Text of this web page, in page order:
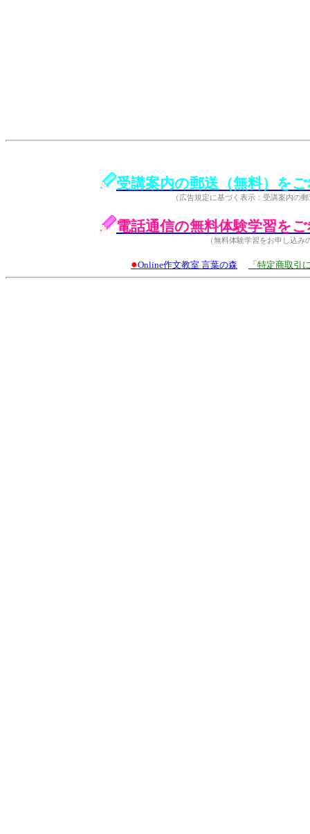
受講案内の郵送（無料）を
（広告規定に基づく表示：受講案内の
電話通信の無料体験学習を
（無料体験学習をお申し込
●Online作文教室 言葉の森 「特定商取引